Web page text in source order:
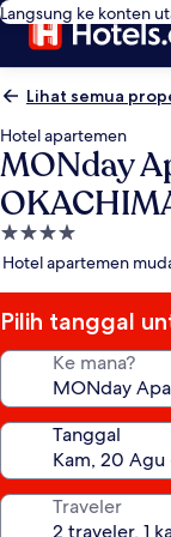
Langsung ke konten
Lihat semua
Hotel apartemen
MONday
Properti
bintang
Hotel apartemen
Pilih tanggal
Ke mana?
Tanggal
Traveler